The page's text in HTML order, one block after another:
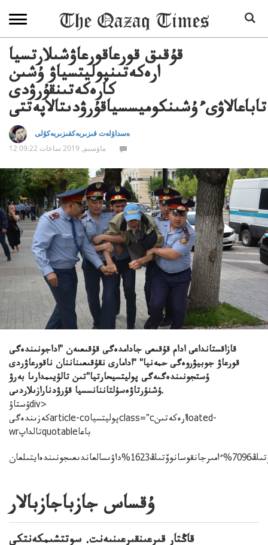
قۇقىق قورعاقورعاۋشىلارتسيا
ارەكەتىنپوليتسياۋ ۇشىن
كارەكەتىنقۇرۋدى
تاباعالاۋىءۇشىنكوميسسياقۇرۋدىتالاپەتتى
ەسداۋلەت قىزىربەكقىزىربەكۇلى
12 ماۋسىم, 2019 ساعات 09:22
قازاقستانداعى ادام قۇقىعى جادامدەگى قۇقىعىەن "اداجونىندەگى
قورعاۋ جوبيۋروەگى حمەنيا" "ادامارى نقۇقىعىناننان ناقورعاۋردى
ۇستجونىندەگىەگى پوليتسيحارتيا"تىن تالۇيىمدارىا بەرۋ
ۇشنۇرتاۋەسۇلتاننانسسيا قۇرۋدنارازىلاردىى.
ۇستاۋdiv>
كەزىندەگىarticle-coپوليتسياclass="cارەكەتىنloated-
wrتالداپquotableباعا
ۇقساس جازباجازبالار
قاڭتار قىرعىنقىرعىنىەنت. سوتتشىمكەنتكى